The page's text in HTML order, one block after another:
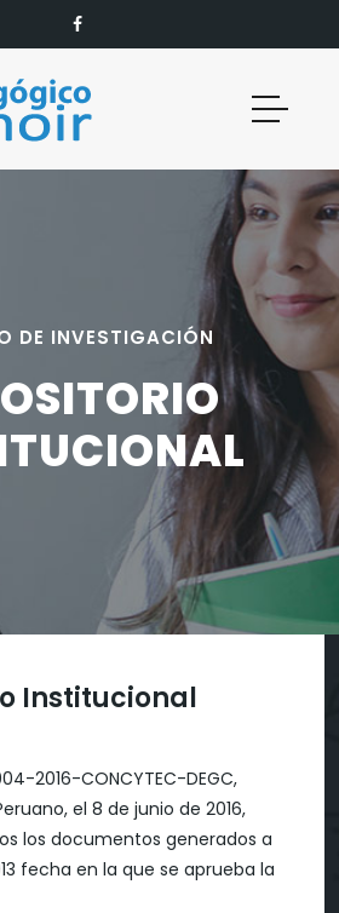
DE INVESTIGACIÓN
Institucional
2016-CONCYTEC-DEGC,
el 8 de junio de 2016,
los documentos generados a
fecha en la que se aprueba la